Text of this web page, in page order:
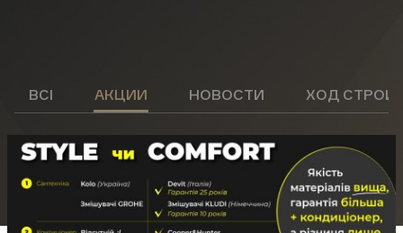
Укр
Рус En
ИНСТАГРАМ ЮТУБ
ВСІ АКЦИИ НОВОСТИ ХОД